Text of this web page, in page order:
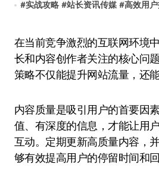
#实战攻略 #站长资讯传媒 #高效用
在当前竞争激烈的互联网环境中，用户拓展成为站
长和内容创作者关注的核心问
策略不仅能提升网站流量，还
内容质量是吸引用户的首要因
值、有深度的信息，才能让用
互动。定期更新高质量内容，
够有效提高用户的停留时间和回